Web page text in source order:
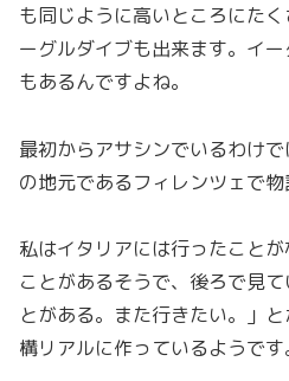
も同じように高いところにた
ーグルダイブも出来ます。イー
もあるんですよね。
最初からアサシンでいるわけ
の地元であるフィレンツェで物
私はイタリアには行ったこと
ことがあるそうで、後ろで見
とがある。また行きたい。」
構リアルに作っているようです